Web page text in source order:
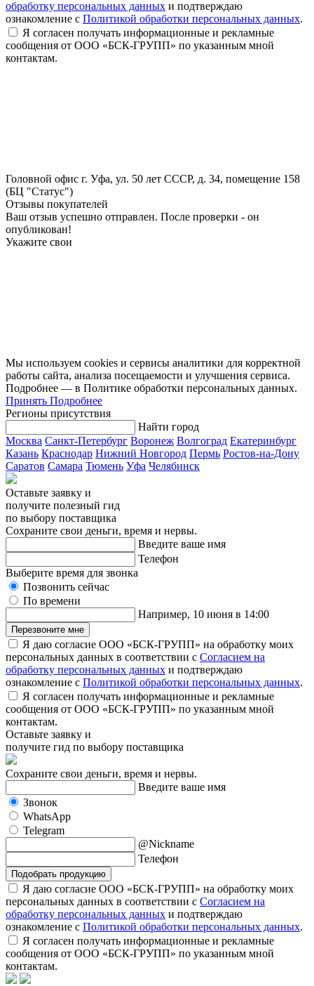
обработку персональных данных и подтверждаю
ознакомление с Политикой обработки персональных данных.
Я согласен получать информационные и рекламные
сообщения от ООО «БСК-ГРУПП» по указанным мной
контактам.
Головной офис г. Уфа, ул. 50 лет СССР, д. 34, помещение 158
(БЦ "Статус")
Отзывы покупателей
Ваш отзыв успешно отправлен. После проверки - он
опубликован!
Укажите свои
Мы используем cookies и сервисы аналитики для корректной
работы сайта, анализа посещаемости и улучшения сервиса.
Подробнее — в Политике обработки персональных данных.
Принять Подробнее
Регионы присутствия
Найти город
Москва Санкт-Петербург Воронеж Волгоград Екатеринбург
Казань Краснодар Нижний Новгород Пермь Ростов-на-Дону
Саратов Самара Тюмень Уфа Челябинск
Оставьте заявку и
получите полезный гид
по выбору поставщика
Сохраните свои деньги, время и нервы.
Введите ваше имя
Телефон
Выберите время для звонка
Позвонить сейчас
По времени
Например, 10 июня в 14:00
Перезвоните мне
Я даю согласие ООО «БСК-ГРУПП» на обработку моих
персональных данных в соответствии с Согласием на
обработку персональных данных и подтверждаю
ознакомление с Политикой обработки персональных данных.
Я согласен получать информационные и рекламные
сообщения от ООО «БСК-ГРУПП» по указанным мной
контактам.
Оставьте заявку и
получите гид по выбору поставщика
Сохраните свои деньги, время и нервы.
Введите ваше имя
Звонок
WhatsApp
Telegram
@Nickname
Телефон
Подобрать продукцию
Я даю согласие ООО «БСК-ГРУПП» на обработку моих
персональных данных в соответствии с Согласием на
обработку персональных данных и подтверждаю
ознакомление с Политикой обработки персональных данных.
Я согласен получать информационные и рекламные
сообщения от ООО «БСК-ГРУПП» по указанным мной
контактам.